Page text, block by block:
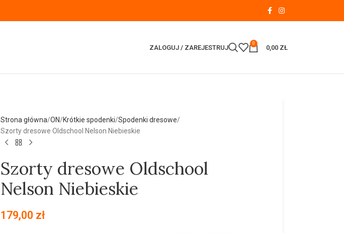
ZALOGUJ / ZAREJESTRUJ
0
0,00 ZŁ
Strona główna ON Krótkie spodenki Spodenki dresowe
Szorty dresowe Oldschool Nelson Niebieskie
Szorty dresowe Oldschool
Nelson Niebieskie
179,00 zł